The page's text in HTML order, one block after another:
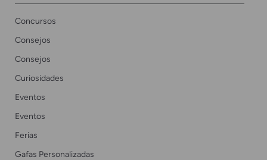
Concursos
Consejos
Consejos
Curiosidades
Eventos
Eventos
Ferias
Gafas Personalizadas